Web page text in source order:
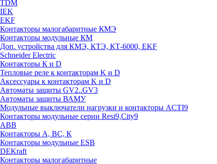
TDM
IEK
EKF
Контакторы малогабаритные КМЭ
Контакторы модульные КМ
Доп. устройства для КМЭ, КТЭ, КТ-6000, EKF
Schneider Electric
Контакторы К и D
Тепловые реле к контакторам K и D
Аксессуары к контакторам K и D
Автоматы защиты GV2..GV3
Автоматы защиты ВАМУ
Модульные выключатели нагрузки и контакторы ACTI9
Контакторы модульные серии Resi9,City9
ABB
Контакторы А, ВС, К
Контакторы модульные ESB
DEKraft
Контакторы малогабаритные